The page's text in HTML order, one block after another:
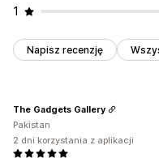
1
Napisz recenzję
The Gadgets Gallery
Pakistan
2 dni korzystania z aplikacji